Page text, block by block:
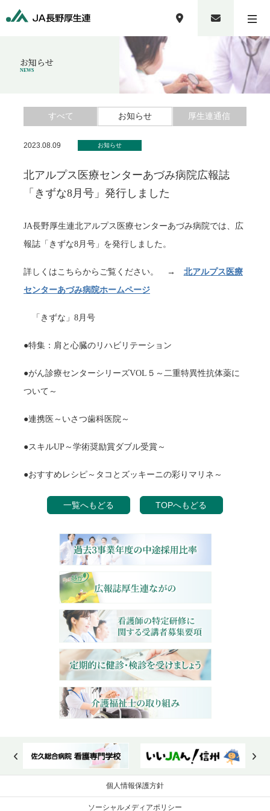
お知らせ
NEWS
すべて お知らせ 厚生連通信
2023.08.09 お知らせ
北アルプス医療センターあづみ病院広報誌
「きずな8月号」発行しました
JA長野厚生連北アルプス医療センターあづみ病院では、広
報誌「きずな8月号」を発行しました。
詳しくはこちらからご覧ください。 → 北アルプス医療
センターあづみ病院ホームページ
「きずな」8月号
●特集：肩と心臓のリハビリテーション
●がん診療センターシリーズVOL５～二重特異性抗体薬に
ついて～
●連携医～いさつ歯科医院～
●スキルUP～学術奨励賞ダブル受賞～
●おすすめレシピ～タコとズッキーニの彩りマリネ～
一覧へもどる TOPへもどる
個人情報保護方針
ソーシャルメディアポリシー